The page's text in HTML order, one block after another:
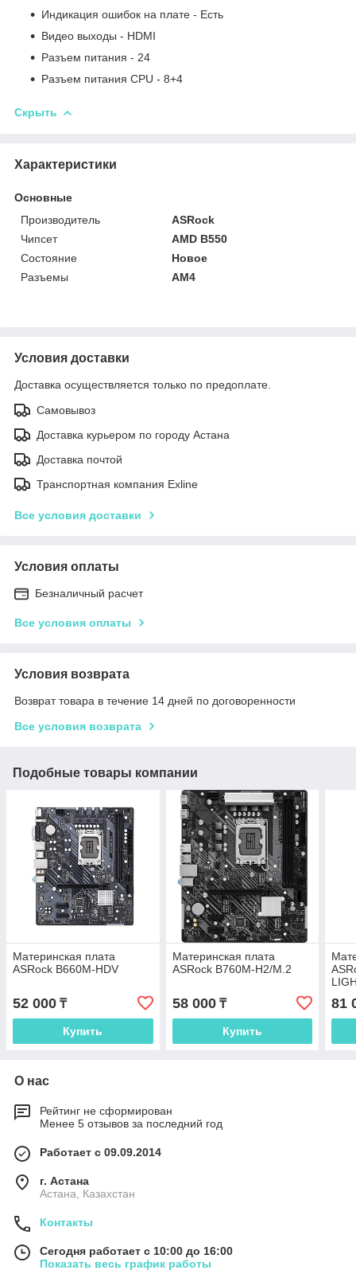
Индикация ошибок на плате - Есть
Видео выходы - HDMI
Разъем питания - 24
Разъем питания CPU - 8+4
Скрыть
Характеристики
Основные
Производитель
ASRock
Чипсет
AMD B550
Состояние
Новое
Разъемы
AM4
Условия доставки
Доставка осуществляется только по предоплате.
Самовывоз
Доставка курьером по городу Астана
Доставка почтой
Транспортная компания Exline
Все условия доставки
Условия оплаты
Безналичный расчет
Все условия оплаты
Условия возврата
Возврат товара в течение 14 дней по договоренности
Все условия возврата
Подобные товары компании
Материнская плата
ASRock B660M-HDV
52 000 ₸
Купить
Материнская плата
ASRock B760M-H2/M.2
58 000₸
Купить
81
О нас
Рейтинг не сформирован
Менее 5 отзывов за последний год
Работает с 09.09.2014
г. Астана
Астана, Казахстан
Контакты
Сегодня работает с 10:00 до 16:00
Показать весь график работы